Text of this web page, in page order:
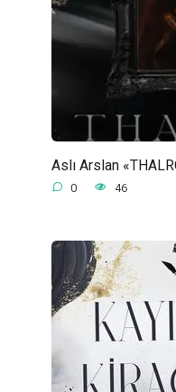
Aslı Arslan
0 46